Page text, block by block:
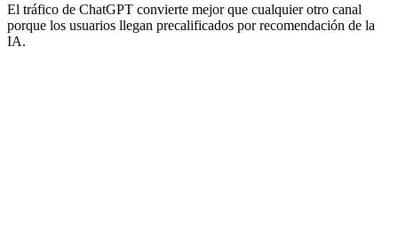
El tráfico de ChatGPT convierte mejor que cualquier otro canal
porque los usuarios llegan precalificados por recomendación de la
IA.